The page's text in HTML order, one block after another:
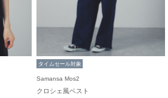
タイムセール対象
Samansa Mos2
クロシェ風ベスト